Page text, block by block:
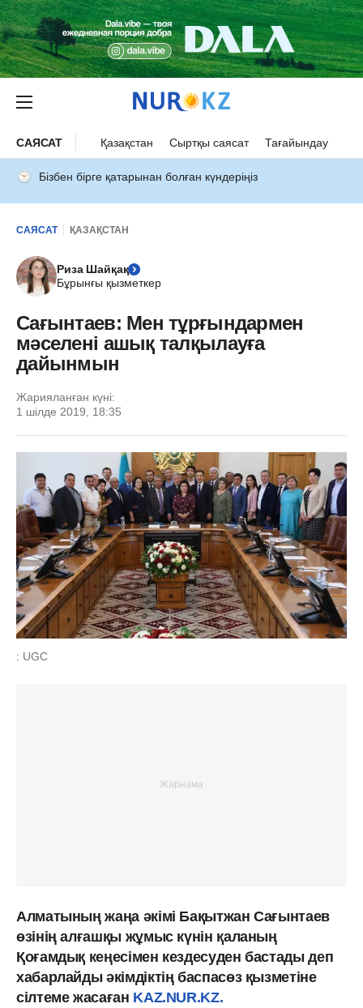
САЯСАТ Қазақстан Сыртқы саясат Тағайындау
Бізбен бірге қатарынан болған күндеріңіз
САЯСАТ ҚАЗАҚСТАН
Риза Шайқақ
Бұрынғы қызметкер
Сағынтаев: Мен тұрғындармен
мәселені ашық талқылауға
дайынмын
Жарияланған күні:
1 шілде 2019, 18:35
: UGC
Алматының жаңа әкімі Бақытжан Сағынтаев
өзінің алғашқы жұмыс күнін қаланың
Қоғамдық кеңесімен кездесуден бастады деп
хабарлайды әкімдіктің баспасөз қызметіне
сілтеме жасаған KAZ.NUR.KZ.